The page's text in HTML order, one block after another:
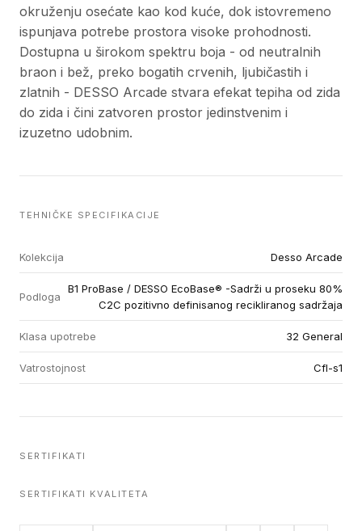
okruženju osećate kao kod kuće, dok istovremeno
ispunjava potrebe prostora visoke prohodnosti.
Dostupna u širokom spektru boja - od neutralnih
braon i bež, preko bogatih crvenih, ljubičastih i
zlatnih - DESSO Arcade stvara efekat tepiha od zida
do zida i čini zatvoren prostor jedinstvenim i
izuzetno udobnim.
TEHNIČKE SPECIFIKACIJE
Kolekcija Desso Arcade
Podloga
B1 ProBase / DESSO EcoBase® -Sadrži u proseku 80%
C2C pozitivno definisanog recikliranog sadržaja
Klasa upotrebe 32 General
Vatrostojnost Cfl-s1
SERTIFIKATI
SERTIFIKATI KVALITETA